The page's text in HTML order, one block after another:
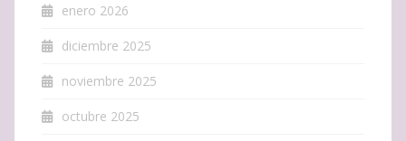
enero 2026
diciembre 2025
noviembre 2025
octubre 2025